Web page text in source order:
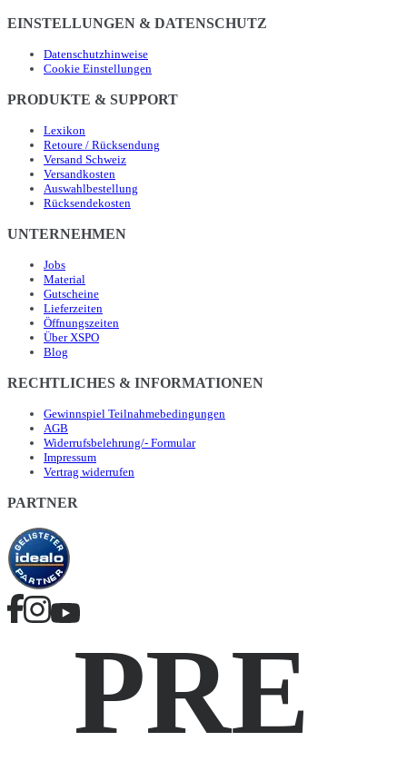
EINSTELLUNGEN & DATENSCHUTZ
Datenschutzhinweise
Cookie Einstellungen
PRODUKTE & SUPPORT
Lexikon
Retoure / Rücksendung
Versand Schweiz
Versandkosten
Auswahlbestellung
Rücksendekosten
UNTERNEHMEN
Jobs
Material
Gutscheine
Lieferzeiten
Öffnungszeiten
Über XSPO
Blog
RECHTLICHES & INFORMATIONEN
Gewinnspiel Teilnahmebedingungen
AGB
Widerrufsbelehrung/- Formular
Impressum
Vertrag widerrufen
PARTNER